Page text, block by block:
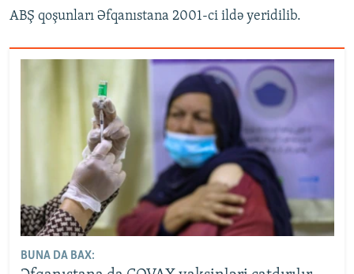
ABŞ qoşunları Əfqanıstana 2001-ci ildə yeridilib.
BUNA DA BAX: